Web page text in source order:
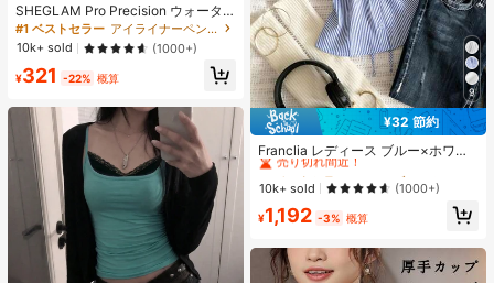
SHEGLAM Pro Precision ウォータ
ープルーフリキッドアイライナー-Bl
ack 女性と女の子のためのブランド
ビューティーコスメメイクアップ
#1 ベストセラー
アイライナーペンシル アイライナー
10k+ sold
(1000+)
¥321 -22% 概算
9
¥32 節約
Franclia レディース ブルー×ホワイ
ト ストライプ ボタン付きシャーリン
グ Vネックシャツ 夏向け エフォート
レスシック ブラウス 通学・新学期向
け 春カジュアル
#1 ベストセラー
に ファブリック 柔らかなオフィスブラウス
売り切れ間近！
#1 ベストセラー
売り切れ間近！
#1 ベストセラー
売り切れ間近！
#1 ベストセラー
に ファブリック 柔らかなオフィスブラウス
売り切れ間近！
10k+ sold (1000+)
¥1,192 -3% 概算